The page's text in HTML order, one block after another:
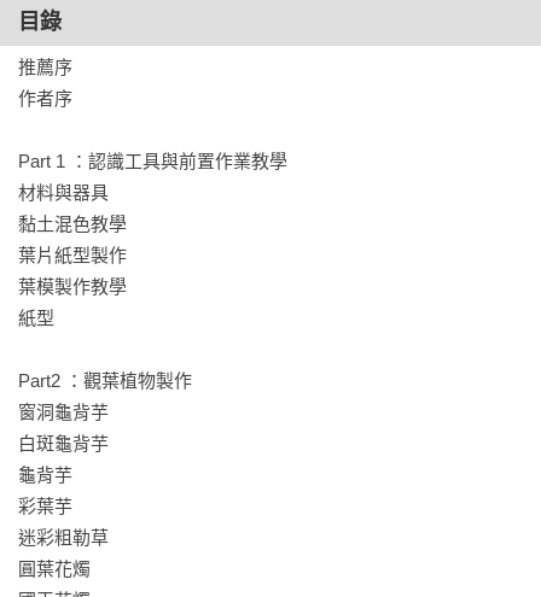
每株黏土植物教學前，皆附上真實植物的照片、特性簡介，
並為我們標示該植物的觀察要點，
幫助製作作品時能更仿真。
附上關鍵步驟與調色色塊，
提醒製作重點，
讓作品更鮮活、不死板！
★Step by step 捏出擬真植物必學技巧★
從黏土調色、葉模製作，到每株植物的作法，
★作品個性化加分應用★
附上鑰匙圈、耳環、吊飾等應用教學，
讓仙氣綠植相隨生活！
目錄
推薦序
作者序
Part 1 ：認識工具與前置作業教學
材料與器具
黏土混色教學
葉片紙型製作
葉模製作教學
紙型
Part2 ：觀葉植物製作
窗洞龜背芋
白斑龜背芋
龜背芋
彩葉芋
迷彩粗勒草
圓葉花燭